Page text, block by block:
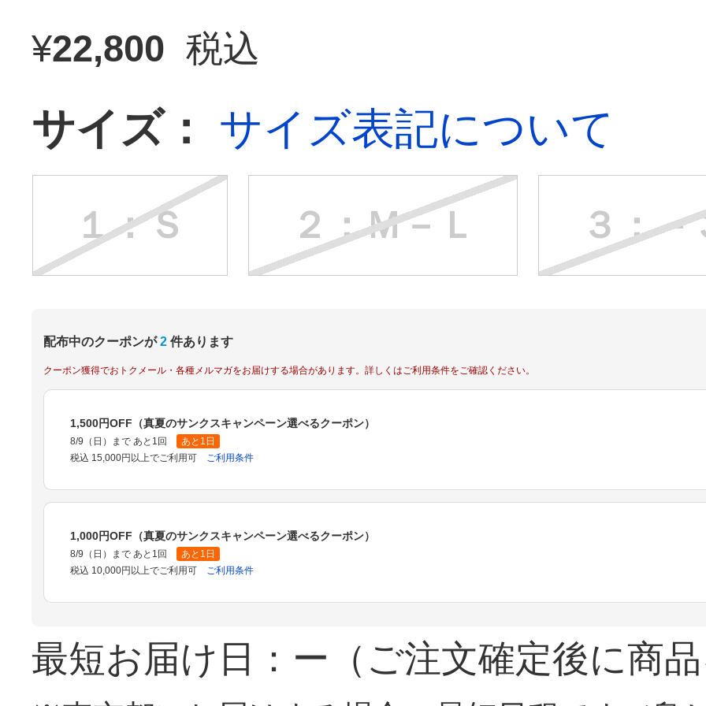
¥22,800 税込
サイズ： サイズ表記について
１：Ｓ ２：Ｍ－Ｌ ３：－
配布中のクーポンが 2 件あります
クーポン獲得でおトクメール・各種メルマガをお届けする場合があります。詳しくはご利用条件をご確認ください。
1,500円OFF（真夏のサンクスキャンペーン選べるクーポン）
8/9（日）まで あと1回
あと1日
税込 15,000円以上でご利用可
ご利用条件
1,000円OFF（真夏のサンクスキャンペーン選べるクーポン）
8/9（日）まで あと1回
あと1日
税込 10,000円以上でご利用可
ご利用条件
最短お届け日：ー （ご注文確定後に商